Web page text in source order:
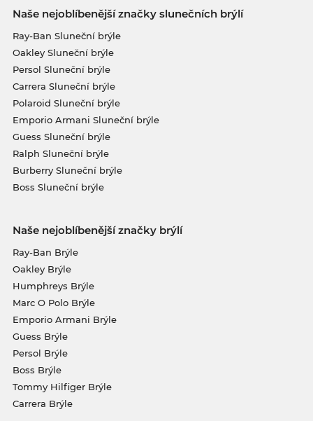
Naše nejoblíbenější značky slunečních brýlí
Ray-Ban Sluneční brýle
Oakley Sluneční brýle
Persol Sluneční brýle
Carrera Sluneční brýle
Polaroid Sluneční brýle
Emporio Armani Sluneční brýle
Guess Sluneční brýle
Ralph Sluneční brýle
Burberry Sluneční brýle
Boss Sluneční brýle
Naše nejoblíbenější značky brýlí
Ray-Ban Brýle
Oakley Brýle
Humphreys Brýle
Marc O Polo Brýle
Emporio Armani Brýle
Guess Brýle
Persol Brýle
Boss Brýle
Tommy Hilfiger Brýle
Carrera Brýle